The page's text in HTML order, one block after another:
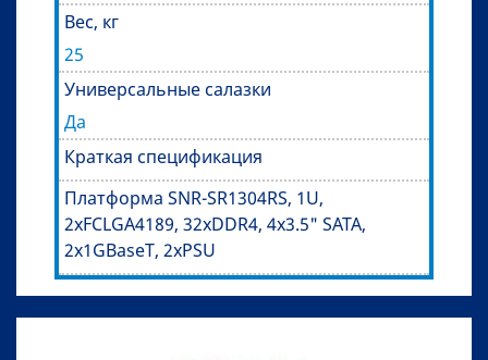
Вес, кг
25
Универсальные салазки
Да
Краткая спецификация
Платформа SNR-SR1304RS, 1U,
2xFCLGA4189, 32xDDR4, 4x3.5" SATA,
2x1GBaseT, 2xPSU